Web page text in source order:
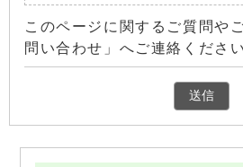
このページに関するご質問や
問い合わせ」へご連絡ください